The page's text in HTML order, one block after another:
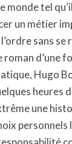
monde tel
un métier
sans se
roman d’une
Hugo
heures
une
personnels